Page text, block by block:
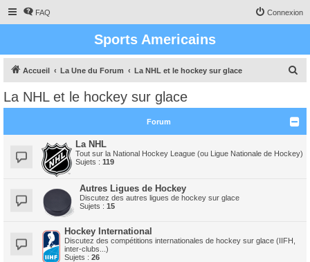
FAQ Connexion
Sports Americains
Accueil La Une du Forum La NHL et le hockey sur glace
h
e
r
La NHL et le hockey sur glace
Forum
La NHL
Tout sur la National Hockey League (ou Ligue Nationale de Hockey)
Sujets : 119
Autres Ligues de Hockey
Discutez des autres ligues de hockey sur glace
Sujets : 15
Hockey International
Discutez des compétitions internationales de hockey sur glace (IIFH,
inter-clubs...)
Sujets : 26